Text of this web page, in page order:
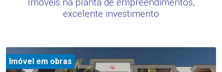
excelente investimento
Imóvel em obras